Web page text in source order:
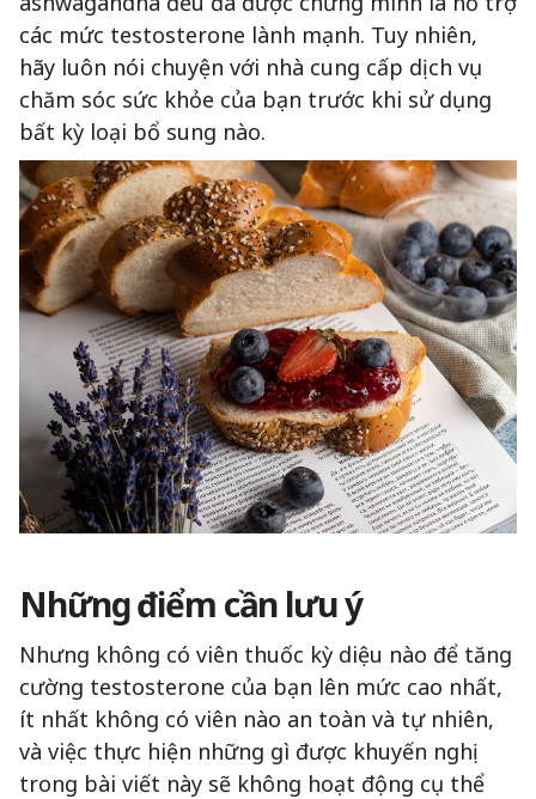
các mức testosterone lành mạnh. Tuy nhiên,
hãy luôn nói chuyện với nhà cung cấp dịch vụ
chăm sóc sức khỏe của bạn trước khi sử dụng
bất kỳ loại bổ sung nào.
Những điểm cần lưu ý
Nhưng không có viên thuốc kỳ diệu nào để tăng
cường testosterone của bạn lên mức cao nhất,
ít nhất không có viên nào an toàn và tự nhiên,
và việc thực hiện những gì được khuyến nghị
trong bài viết này sẽ không hoạt động cụ thể